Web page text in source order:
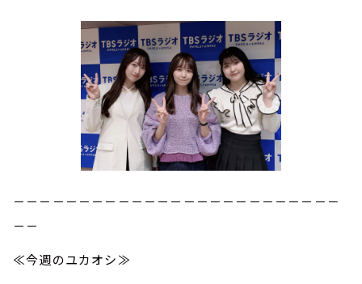
－－－－－－－－－－－－－－－－－－－－－－－－－
－－
≪今週のユカオシ≫